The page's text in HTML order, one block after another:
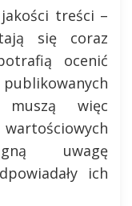
treści –
się coraz
ocenić
muszą więc
uwagę
ich